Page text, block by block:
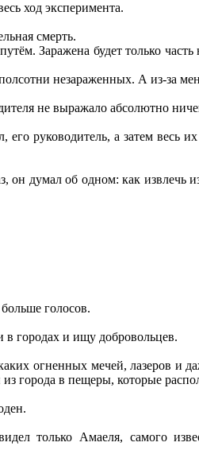
ход эксперимента.
смерть.
Заражена будет только
незараженных. А из-за
не выражало абсолютно
руководитель, а затем весь
он думал об одном: как
голосов.
городах и ищу добровольцев.
огненных мечей, лазеров и
города в пещеры, которые
только Амаеля, самого